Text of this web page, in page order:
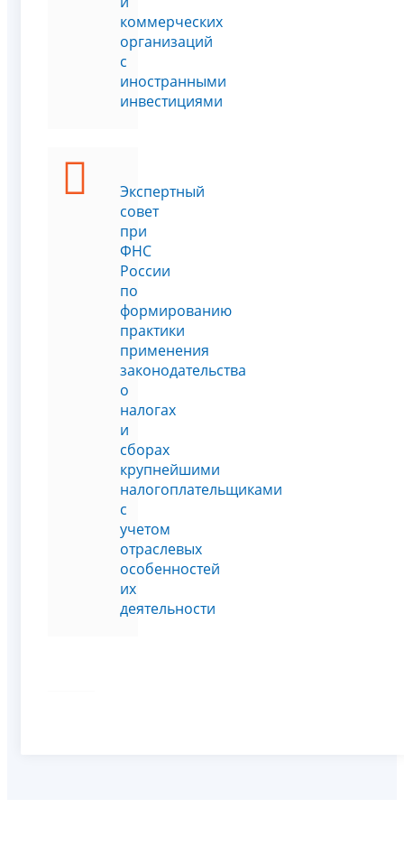
коммерческих
организаций
с
иностранными
инвестициями
Экспертный
совет
при
ФНС
России
по
формированию
практики
применения
законодательства
о
налогах
и
сборах
крупнейшими
налогоплательщиками
с
учетом
отраслевых
особенностей
их
деятельности